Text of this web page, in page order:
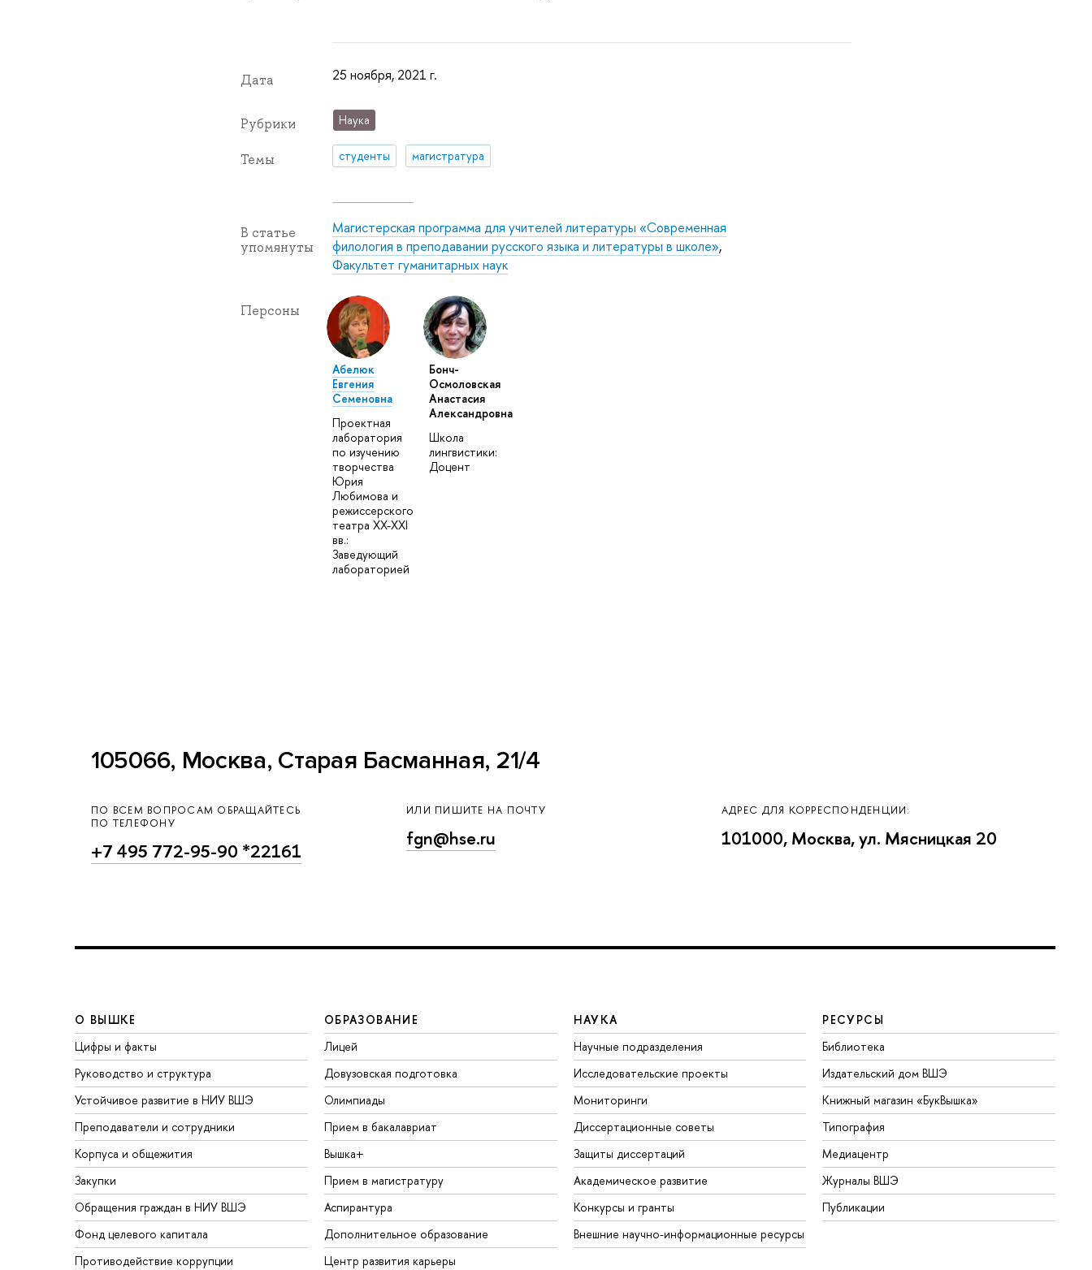
Дата 25 ноября, 2021 г.
Рубрики Наука
Темы студенты магистратура
В статье
упомянуты
Магистерская программа для учителей литературы «Современная
филология в преподавании русского языка и литературы в школе»,
Факультет гуманитарных наук
Персоны
Абелюк
Евгения
Семеновна
Проектная
лаборатория
по изучению
творчества
Юрия
Любимова и
режиссерского
театра XX-XXI
вв.:
Заведующий
лабораторией
Бонч-
Осмоловская
Анастасия
Александровна
Школа
лингвистики:
Доцент
105066, Москва, Старая Басманная, 21/4
ПО ВСЕМ ВОПРОСАМ ОБРАЩАЙТЕСЬ
ПО ТЕЛЕФОНУ
+7 495 772-95-90 *22161
ИЛИ ПИШИТЕ НА ПОЧТУ
fgn@hse.ru
АДРЕС ДЛЯ КОРРЕСПОНДЕНЦИИ:
101000, Москва, ул. Мясницкая 20
О ВЫШКЕ
Цифры и факты
Руководство и структура
Устойчивое развитие в НИУ ВШЭ
Преподаватели и сотрудники
Корпуса и общежития
Закупки
Обращения граждан в НИУ ВШЭ
Фонд целевого капитала
Противодействие коррупции
ОБРАЗОВАНИЕ
Лицей
Довузовская подготовка
Олимпиады
Прием в бакалавриат
Вышка+
Прием в магистратуру
Аспирантура
Дополнительное образование
Центр развития карьеры
НАУКА
Научные подразделения
Исследовательские проекты
Мониторинги
Диссертационные советы
Защиты диссертаций
Академическое развитие
Конкурсы и гранты
Внешние научно-информационные ресурсы
РЕСУРСЫ
Библиотека
Издательский дом ВШЭ
Книжный магазин «БукВышка»
Типография
Медиацентр
Журналы ВШЭ
Публикации